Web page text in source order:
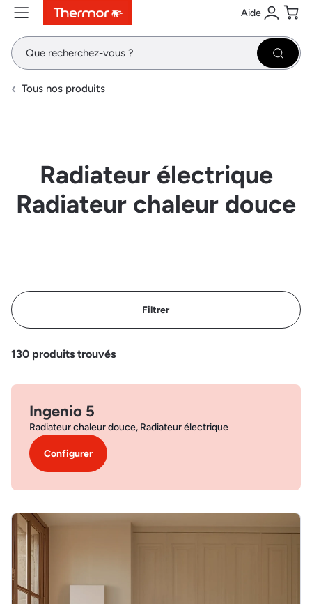
ContenuMenuRecherche Aide
Se
Tous nos produits
Radiateur électrique
Radiateur chaleur douce
Filtrer
130 produits trouvés
Ingenio 5
Radiateur chaleur douce, Radiateur électrique
Configurer